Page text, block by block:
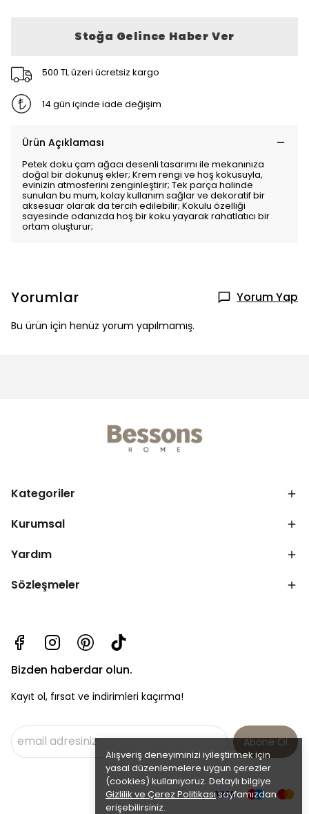
Alışveriş deneyiminizi iyileştirmek için
yasal düzenlemelere uygun çerezler
(cookies) kullanıyoruz. Detaylı bilgiye
Gizlilik ve Çerez Politikasısayfamızdan
erişebilirsiniz.
Stoğa Gelince Haber Ver
500 TL üzeri ücretsiz kargo
14 gün içinde iade değişim
Ürün Açıklaması
Petek doku çam ağacı desenli tasarımı ile mekanınıza
doğal bir dokunuş ekler; Krem rengi ve hoş kokusuyla,
evinizin atmosferini zenginleştirir; Tek parça halinde
sunulan bu mum, kolay kullanım sağlar ve dekoratif bir
aksesuar olarak da tercih edilebilir; Kokulu özelliği
sayesinde odanızda hoş bir koku yayarak rahatlatıcı bir
ortam oluşturur;
Yorumlar Yorum Yap
Bu ürün için henüz yorum yapılmamış.
Kategoriler
Kurumsal
Yardım
Sözleşmeler
Bizden haberdar olun.
Kayıt ol, fırsat ve indirimleri kaçırma!
Abone Ol